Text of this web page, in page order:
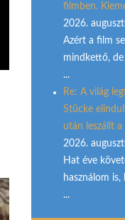
filmben.
2026.
Azért a film
mindkettő, de
...
Re: A világ
Stücke
után leszállt
2026.
Hat éve
használom is,
...